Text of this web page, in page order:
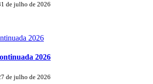
de julho de 2026
2026
2026
de julho de 2026